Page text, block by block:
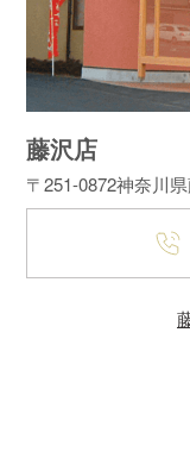
藤沢店
〒251-0872神奈川